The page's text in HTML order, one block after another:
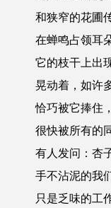
和狭窄的花圃
在蝉鸣占领耳
它的枝干上出
晃动着，如许
恰巧被它捧住
很快被所有的
有人发问：杏
手不沾泥的我
只是乏味的工